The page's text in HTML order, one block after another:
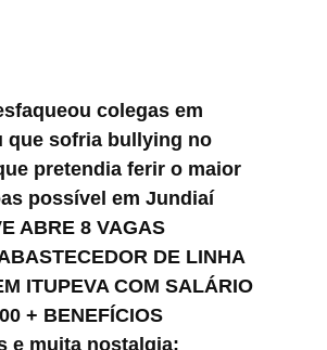
colegas em
que sofria bullying no
pretendia ferir o maior
possível em Jundiaí
ABRE 8 VAGAS
DE LINHA
ITUPEVA COM SALÁRIO
+ BENEFÍCIOS
e muita nostalgia: